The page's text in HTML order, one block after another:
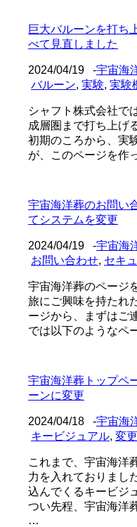
巨大バルーンを打ち
べて見直しました
2024/04/19 -宇宙海
バルーン, 実験, 実験
シャフト株式会社で
成層圏まで打ち上げ
初期のころから、実
が、このページを作
宇宙海洋葬のお問い
てシステムを変更
2024/04/19 -宇宙海
お問い合わせ, セキ
宇宙海洋葬のページ
旅にご興味を持たれ
ージから、まずはご
では以下のようなペ
宇宙海洋葬トップペ
ーンに変更
2024/04/18 -宇宙海
キービジュアル, 変更
これまで、宇宙海洋
力を入れておりまし
込んでくるキービジ
つい先程、宇宙海洋
…